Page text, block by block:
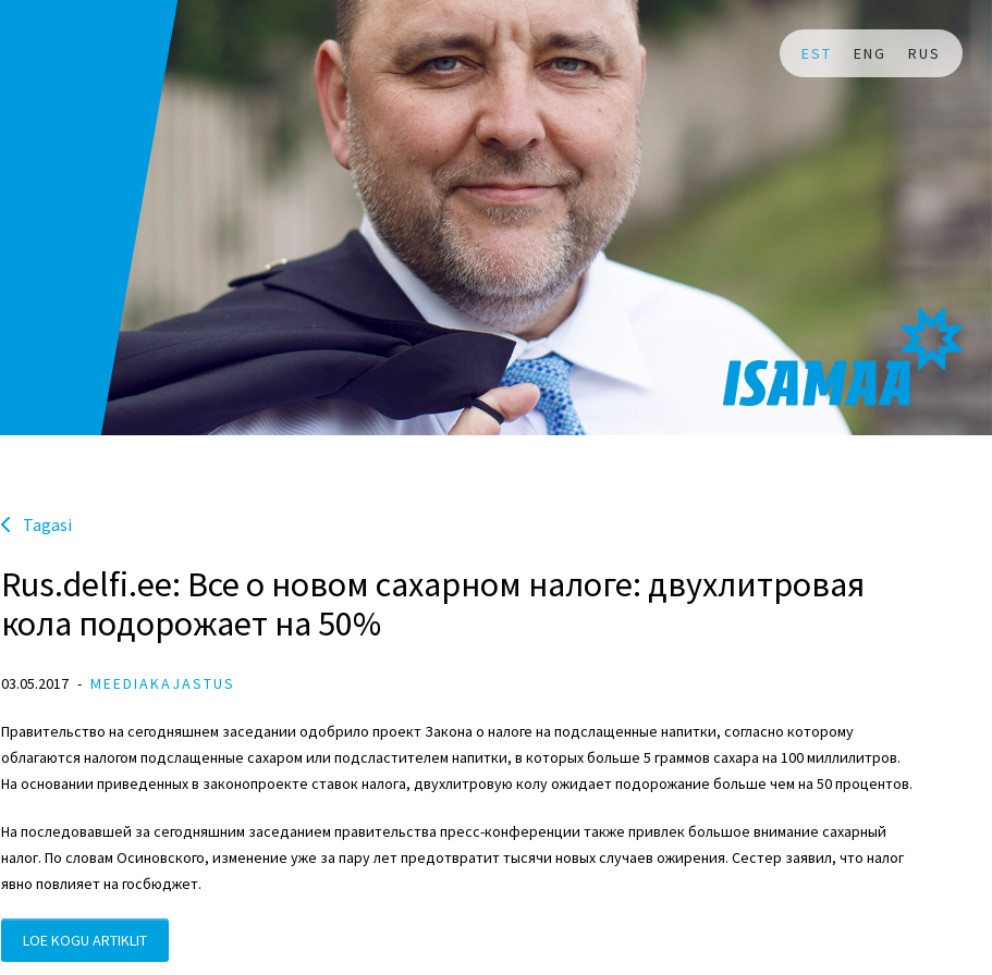
EST ENG RUS
Tagasi
Rus.delfi.ee: Все о новом сахарном налоге: двухлитровая
кола подорожает на 50%
03.05.2017 MEEDIAKAJASTUS
Правительство на сегодняшнем заседании одобрило проект Закона о налоге на подслащенные напитки, согласно которому
облагаются налогом подслащенные сахаром или подсластителем напитки, в которых больше 5 граммов сахара на 100 миллилитров.
На основании приведенных в законопроекте ставок налога, двухлитровую колу ожидает подорожание больше чем на 50 процентов.
На последовавшей за сегодняшним заседанием правительства пресс-конференции также привлек большое внимание сахарный
налог. По словам Осиновского, изменение уже за пару лет предотвратит тысячи новых случаев ожирения. Сестер заявил, что налог
явно повлияет на госбюджет.
LOE KOGU ARTIKLIT